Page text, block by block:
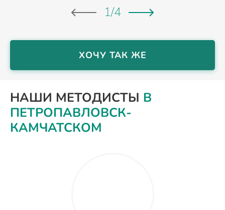
1/4
ХОЧУ ТАК ЖЕ
НАШИ МЕТОДИСТЫ В
ПЕТРОПАВЛОВСК-
КАМЧАТСКОМ